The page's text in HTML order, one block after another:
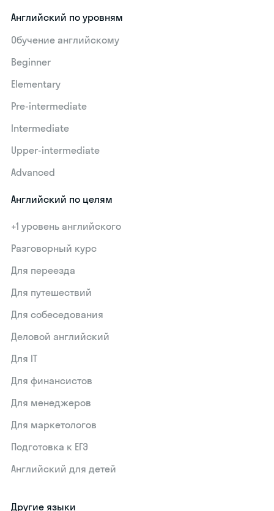
Английский по уровням
Обучение английскому
Beginner
Elementary
Pre-intermediate
Intermediate
Upper-intermediate
Advanced
Английский по целям
+1 уровень английского
Разговорный курс
Для переезда
Для путешествий
Для собеседования
Деловой английский
Для IT
Для финансистов
Для менеджеров
Для маркетологов
Подготовка к ЕГЭ
Английский для детей
Другие языки